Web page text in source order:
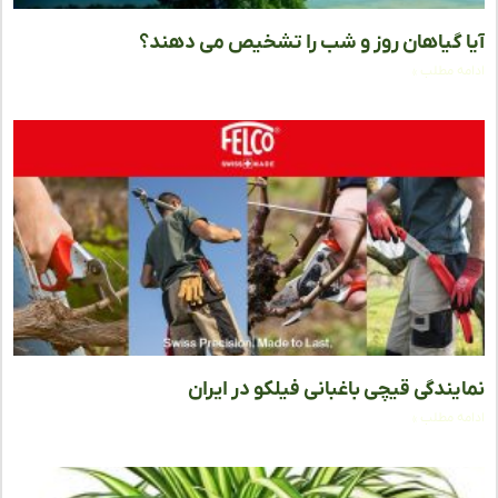
گیاهان روز و شب را تشخیص می دهند؟
مطلب »
قیچی باغبانی فیلکو در ایران
مطلب »